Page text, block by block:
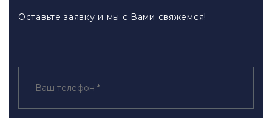
Оставьте заявку и мы с Вами свяжемся!